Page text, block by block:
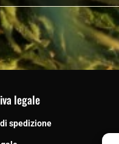
legale
spedizione